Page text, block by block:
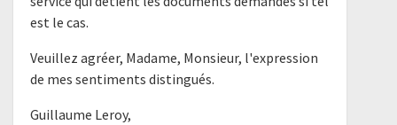
est le cas.
Veuillez agréer, Madame, Monsieur, l'expression
de mes sentiments distingués.
Guillaume Leroy,